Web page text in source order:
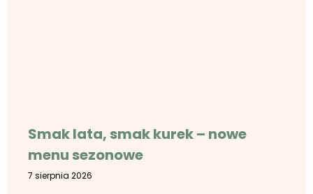
Smak lata, smak kurek – nowe
menu sezonowe
7 sierpnia 2026